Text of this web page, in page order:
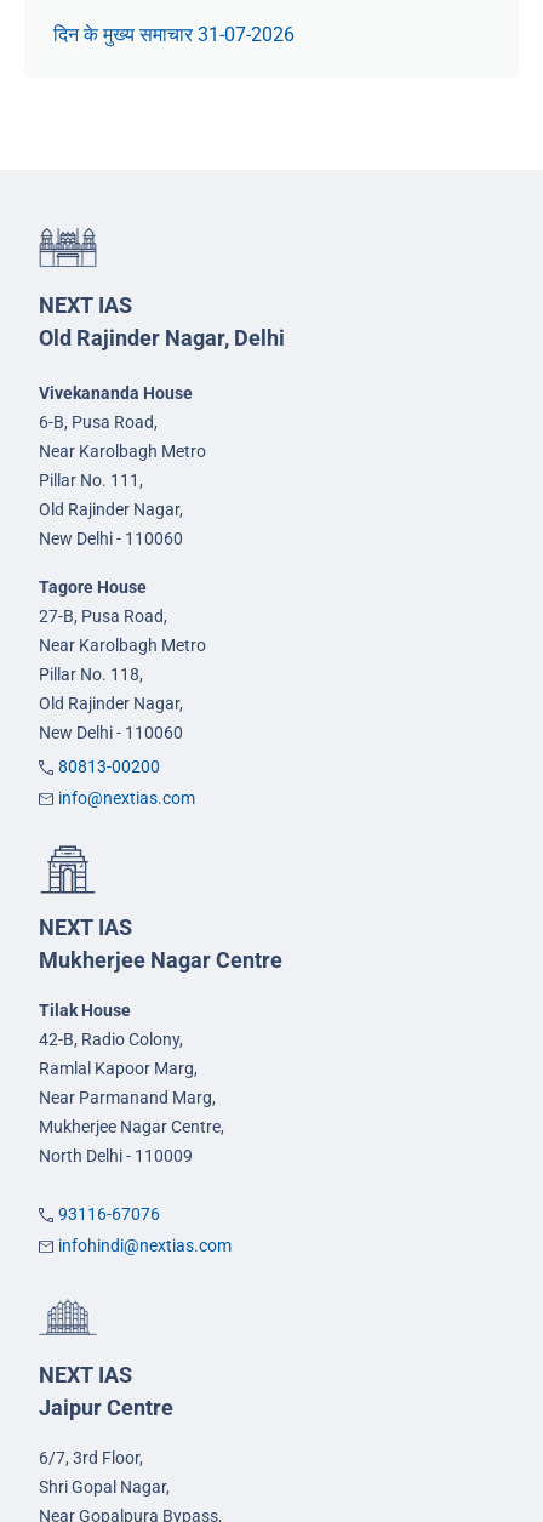
दिन के मुख्य समाचार 31-07-2026
NEXT IAS
Old Rajinder Nagar, Delhi
Vivekananda House
6-B, Pusa Road,
Near Karolbagh Metro
Pillar No. 111,
Old Rajinder Nagar,
New Delhi - 110060
Tagore House
27-B, Pusa Road,
Near Karolbagh Metro
Pillar No. 118,
Old Rajinder Nagar,
New Delhi - 110060
80813-00200
info@nextias.com
NEXT IAS
Mukherjee Nagar Centre
Tilak House
42-B, Radio Colony,
Ramlal Kapoor Marg,
Near Parmanand Marg,
Mukherjee Nagar Centre,
North Delhi - 110009
93116-67076
infohindi@nextias.com
NEXT IAS
Jaipur Centre
6/7, 3rd Floor,
Shri Gopal Nagar,
Near Gopalpura Bypass,